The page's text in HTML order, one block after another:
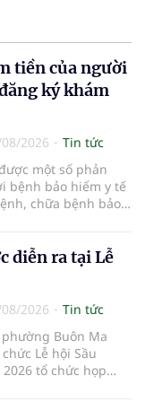
tiền của người
ký khám
2026
Tin tức
một số phản
bệnh bảo hiểm y tế
chữa bệnh bảo
theo yêu cầu
nộp thêm các chi
trả.
diễn ra tại Lễ
2026
Tin tức
Buôn Ma
Lễ hội Sầu
tổ chức họp